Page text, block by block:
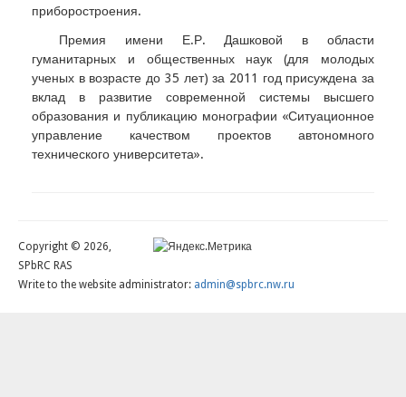
приборостроения.
Премия имени Е.Р. Дашковой в области
гуманитарных и общественных наук (для молодых
ученых в возрасте до 35 лет) за 2011 год присуждена за
вклад в развитие современной системы высшего
образования и публикацию монографии «Ситуационное
управление качеством проектов автономного
технического университета».
Copyright © 2026,
SPbRC RAS
Write to the website administrator: admin@spbrc.nw.ru